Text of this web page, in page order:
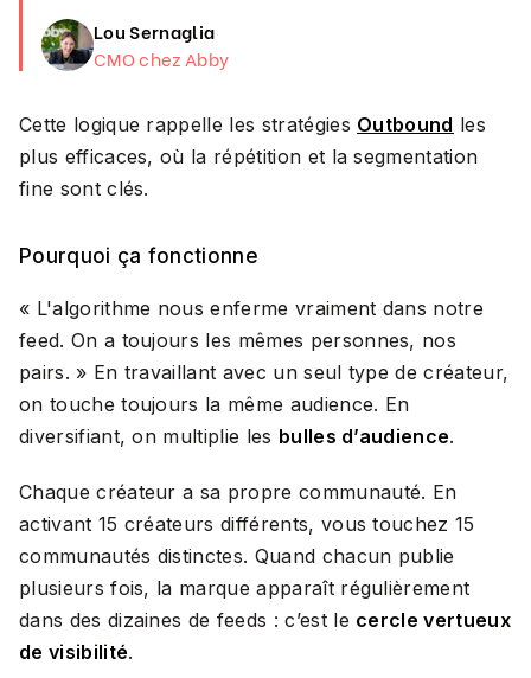
Lou Sernaglia
CMO chez Abby
Cette logique rappelle les stratégies Outbound les
plus efficaces, où la répétition et la segmentation
fine sont clés.
Pourquoi ça fonctionne
« L'algorithme nous enferme vraiment dans notre
feed. On a toujours les mêmes personnes, nos
pairs. » En travaillant avec un seul type de créateur,
on touche toujours la même audience. En
diversifiant, on multiplie les bulles d’audience.
Chaque créateur a sa propre communauté. En
activant 15 créateurs différents, vous touchez 15
communautés distinctes. Quand chacun publie
plusieurs fois, la marque apparaît régulièrement
dans des dizaines de feeds : c’est le cercle vertueux
de visibilité.